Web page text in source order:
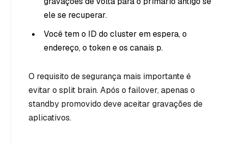
ele se recuperar.
Você tem o ID do cluster em espera, o
endereço, o token e os canais p.
O requisito de segurança mais importante é
evitar o split brain. Após o failover, apenas o
standby promovido deve aceitar gravações de
aplicativos.